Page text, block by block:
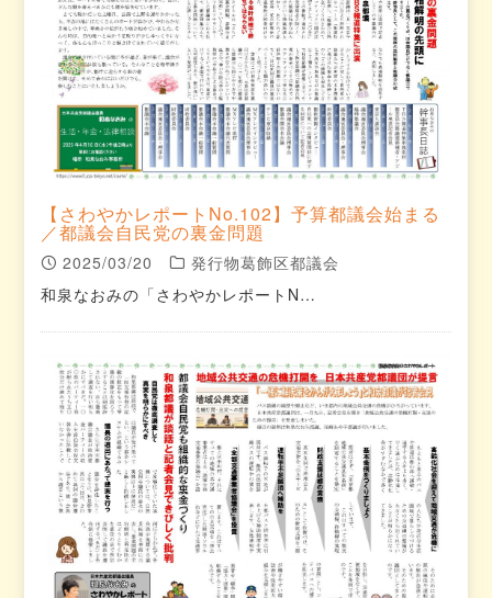
【さわやかレポートNo.102】予算都議会始まる
／都議会自民党の裏金問題
2025/03/20
発行物葛飾区都議会
和泉なおみの「さわやかレポートN…